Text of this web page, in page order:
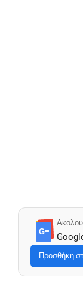
G≡
Προσθήκη